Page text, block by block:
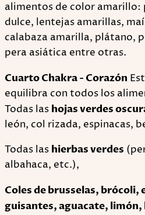
alimentos de color
dulce, lentejas amarillas,
calabaza amarilla, plátano,
pera asiática entre otras.
Cuarto Chakra - Corazón
equilibra con todos los
Todas las hojas verdes
león, col rizada, espinacas,
Todas las hierbas verdes
albahaca, etc.),
Coles de brusselas, brócoli,
guisantes, aguacate,